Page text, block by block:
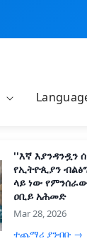
''እኛ እያንዳንዷን
የኢትዮጲያን
ላይ ነው
ዐቢይ አሕመድ
Mar 28, 2026
ተጨማሪ ያንብቡ →